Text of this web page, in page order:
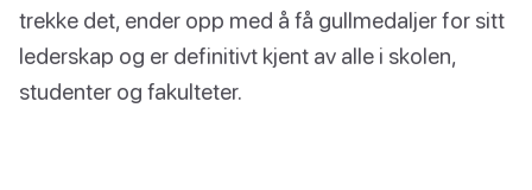
trekke det, ender opp med å få gullmedaljer for sitt
lederskap og er definitivt kjent av alle i skolen,
studenter og fakulteter.